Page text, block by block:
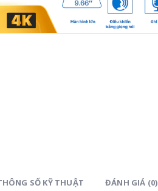
SỐ KỸ THUẬT ĐÁNH GIÁ (0)